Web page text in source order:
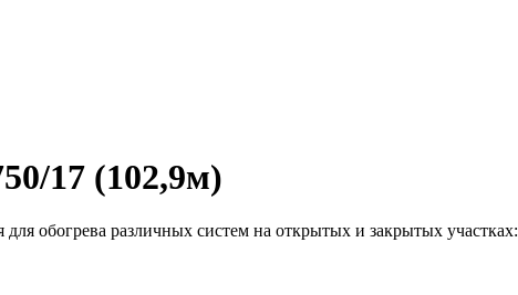
17 (102,9м)
обогрева различных систем на открытых и закрытых участках: